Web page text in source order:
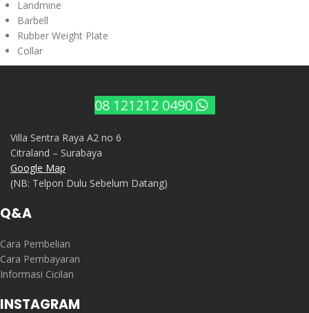
Landmine
Barbell
Rubber Weight Plate
Collar
08 121212 0490
Villa Sentra Raya A2 no 6
Citraland – Surabaya
Google Map
(NB: Telpon Dulu Sebelum Datang)
Q&A
Cara Pembelian
Cara Pembayaran
Informasi Cicilan
INSTAGRAM